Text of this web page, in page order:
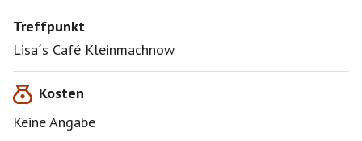
Treffpunkt
Lisa´s Café Kleinmachnow
Kosten
Keine Angabe